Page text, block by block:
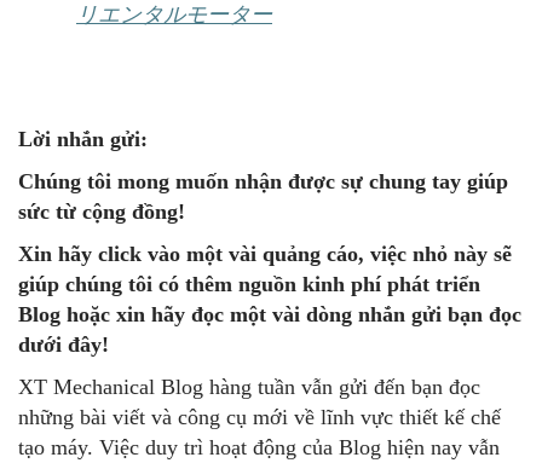
リエンタルモーター
Lời nhắn gửi:
Chúng tôi mong muốn nhận được sự chung tay giúp
sức từ cộng đồng!
Xin hãy click vào một vài quảng cáo, việc nhỏ này sẽ
giúp chúng tôi có thêm nguồn kinh phí phát triển
Blog hoặc xin hãy đọc một vài dòng nhắn gửi bạn đọc
dưới đây!
XT Mechanical Blog hàng tuần vẫn gửi đến bạn đọc
những bài viết và công cụ mới về lĩnh vực thiết kế chế
tạo máy. Việc duy trì hoạt động của Blog hiện nay vẫn